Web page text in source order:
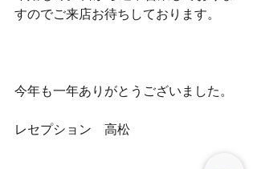
すのでご来店お待ちしております。
今年も一年ありがとうございました。
レセプション　高松